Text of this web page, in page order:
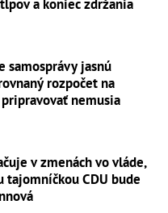
a koniec zdržania
samosprávy jasnú
rozpočet na
nemusia
v zmenách vo vláde,
tajomníčkou CDU bude